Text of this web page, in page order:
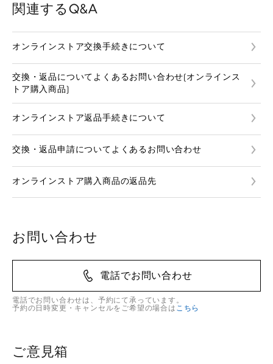
関連するQ&A
オンラインストア交換手続きについて
交換・返品についてよくあるお問い合わせ(オンラインス
トア購入商品)
オンラインストア返品手続きについて
交換・返品申請についてよくあるお問い合わせ
オンラインストア購入商品の返品先
お問い合わせ
電話でお問い合わせ
電話でお問い合わせは、予約にて承っています。
予約の日時変更・キャンセルをご希望の場合は こちら
ご意見箱